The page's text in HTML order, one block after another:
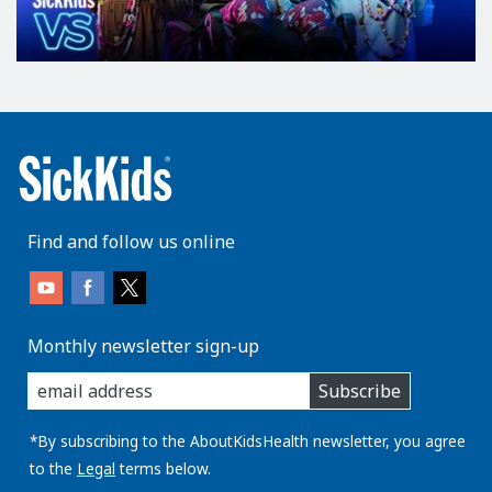
Find and follow us online
Monthly newsletter sign-up
enter
you
email
address:
Subscribe
*By subscribing to the AboutKidsHealth newsletter, you agree
to the Legal terms below.